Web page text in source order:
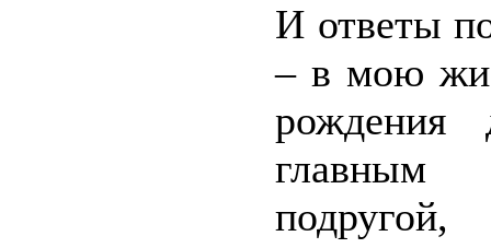
И ответы
– в мою
главным